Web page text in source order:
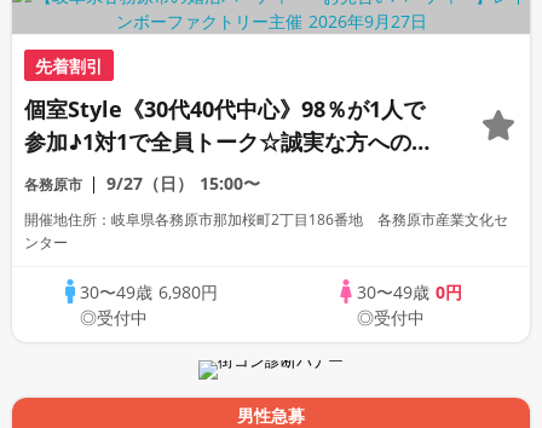
先着割引
個室Style《30代40代中心》98％が1人で
参加♪1対1で全員トーク☆誠実な方への婚
活パーティー
各務原市 9/27（日） 15:00〜
開催地住所：岐阜県各務原市那加桜町2丁目186番地 各務原市産業文化セ
ンター
30〜49歳 6,980円
◎受付中
30〜49歳 0円
◎受付中
男性急募